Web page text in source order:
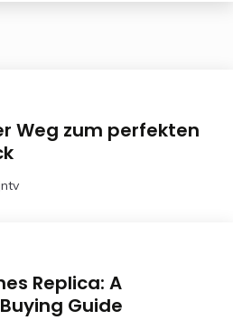
Weg zum perfekten
Replica: A
Guide